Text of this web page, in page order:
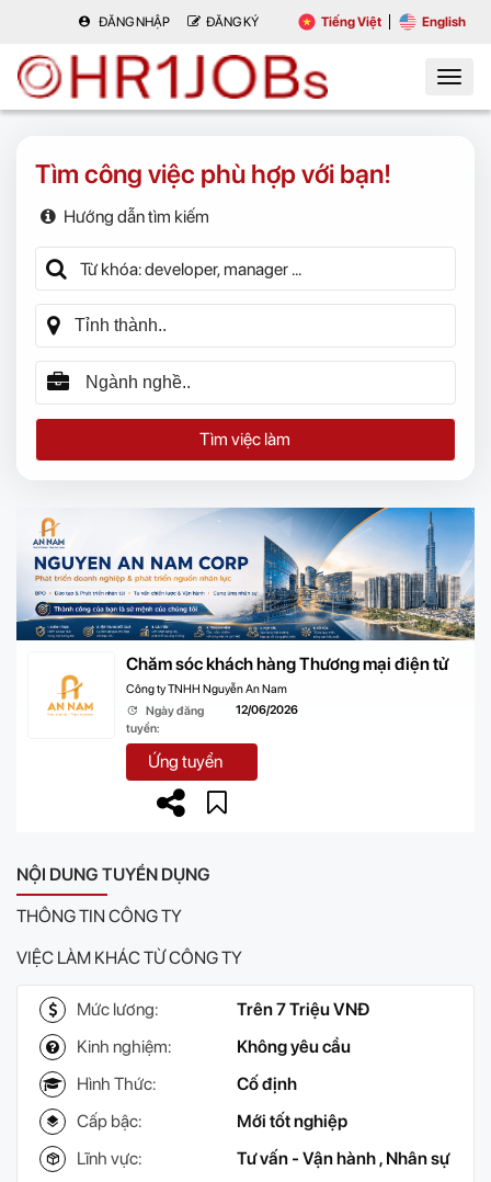
ĐĂNG NHẬP ĐĂNG KÝ Tiếng Việt English
Tìm công việc phù hợp với bạn!
Hướng dẫn tìm kiếm
Tìm việc làm
Chăm sóc khách hàng Thương mại điện tử
Công ty TNHH Nguyễn An Nam
Ngày đăng
tuyển:
12/06/2026
Ứng tuyển
NỘI DUNG TUYỂN DỤNG
THÔNG TIN CÔNG TY
VIỆC LÀM KHÁC TỪ CÔNG TY
Mức lương:
Trên 7 Triệu VNĐ
Kinh nghiệm:
Không yêu cầu
Hình Thức:
Cố định
Cấp bậc:
Mới tốt nghiệp
Lĩnh vực:
Tư vấn - Vận hành, Nhân sự